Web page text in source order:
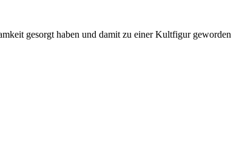
gesorgt haben und damit zu einer Kultfigur geworden